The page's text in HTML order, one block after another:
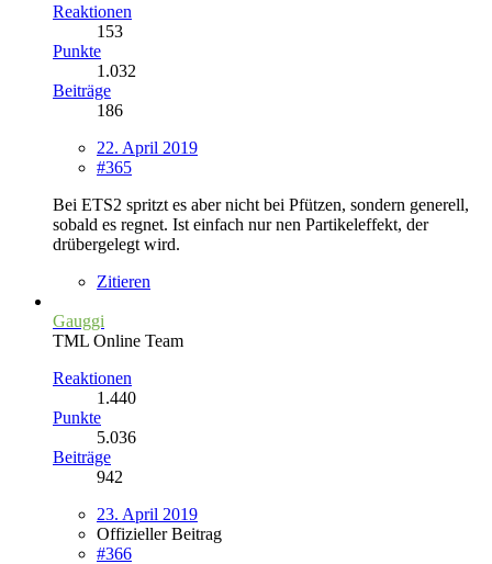
Reaktionen
153
Punkte
1.032
Beiträge
186
22. April 2019
#365
Bei ETS2 spritzt es aber nicht bei Pfützen, sondern generell,
sobald es regnet. Ist einfach nur nen Partikeleffekt, der
drübergelegt wird.
Zitieren
Gauggi
TML Online Team
Reaktionen
1.440
Punkte
5.036
Beiträge
942
23. April 2019
Offizieller Beitrag
#366